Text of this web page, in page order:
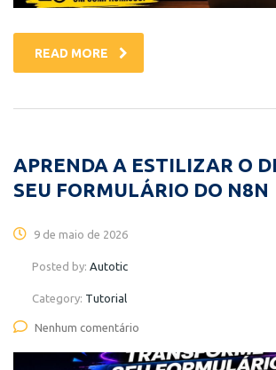
READ MORE
APRENDA A ESTILIZAR O
SEU FORMULÁRIO DO N8N
9 de maio de 2026
Posted by: Autotic
Category: Tutorial
Nenhum comentário